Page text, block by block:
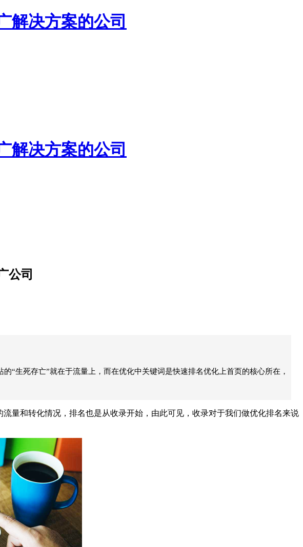
公司
“生死存亡”就在于流量上，而在优化中关键词是快速排名优化上首页的核心所在，
和转化情况，排名也是从收录开始，由此可见，收录对于我们做优化排名来说